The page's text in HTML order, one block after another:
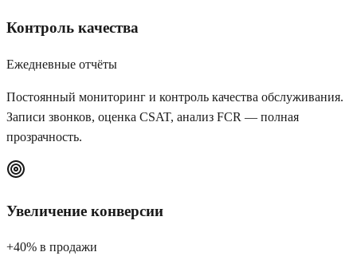
Контроль качества
Ежедневные отчёты
Постоянный мониторинг и контроль качества обслуживания.
Записи звонков, оценка CSAT, анализ FCR — полная
прозрачность.
Увеличение конверсии
+40% в продажи